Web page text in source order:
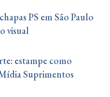
PS em São Paulo
visual
estampe como
Suprimentos